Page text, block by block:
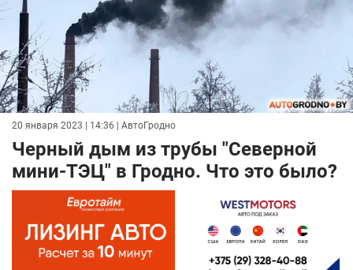
20 января 2023 | 14:36 | АвтоГродно
Черный дым из трубы "Северной
мини-ТЭЦ" в Гродно. Что это было?